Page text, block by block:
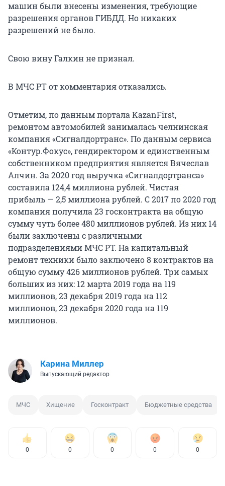
машин были внесены изменения, требующие
разрешения органов ГИБДД. Но никаких
разрешений не было.
Свою вину Галкин не признал.
В МЧС РТ от комментария отказались.
Отметим, по данным портала KazanFirst,
ремонтом автомобилей занималась челнинская
компания «Сигналдортранс». По данным сервиса
«Контур.Фокус», гендиректором и единственным
собственником предприятия является Вячеслав
Алчин. За 2020 год выручка «Сигналдортранса»
составила 124,4 миллиона рублей. Чистая
прибыль — 2,5 миллиона рублей. С 2017 по 2020 год
компания получила 23 госконтракта на общую
сумму чуть более 480 миллионов рублей. Из них 14
были заключены с различными
подразделениями МЧС РТ. На капитальный
ремонт техники было заключено 8 контрактов на
общую сумму 426 миллионов рублей. Три самых
больших из них: 12 марта 2019 года на 119
миллионов, 23 декабря 2019 года на 112
миллионов, 23 декабря 2020 года на 119
миллионов.
Карина Миллер
Выпускающий редактор
МЧС Хищение Госконтракт Бюджетные средства
0 0 0 0 0